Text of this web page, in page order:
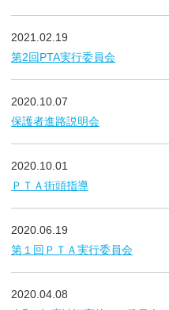
2021.02.19
第2回PTA実行委員会
2020.10.07
保護者進路説明会
2020.10.01
ＰＴＡ街頭指導
2020.06.19
第１回ＰＴＡ実行委員会
2020.04.08